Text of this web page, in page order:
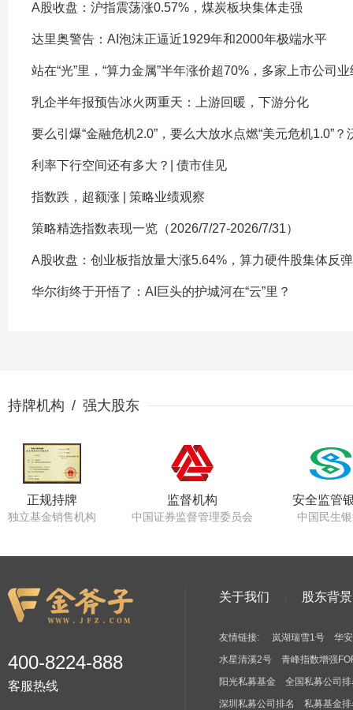
A股收盘：沪指震荡涨0.57%，煤炭板块集体走强
达里奥警告：AI泡沫正逼近1929年和2000年极端水平
站在“光”里，“算力金属”半年涨价超70%，多家上市公司
乳企半年报预告冰火两重天：上游回暖，下游分化
要么引爆“金融危机2.0”，要么大放水点燃“美元危机1.0”
利率下行空间还有多大？| 债市佳见
指数跌，超额涨 | 策略业绩观察
策略精选指数表现一览（2026/7/27-2026/7/31）
A股收盘：创业板指放量大涨5.64%，算力硬件股集体反弹
华尔街终于开悟了：AI巨头的护城河在“云”里？
持牌机构 / 强大股东
正规持牌
独立基金销售机构
监督机构
中国证券监督管理委员会
安全监管
中国民生
400-8224-888
客服热线
关于我们 股东背景
友情链接: 岚湖瑞雪1号
华
水星清溪2号
青峰指数增强
阳光私募基金
全国私募公司
深圳私募公司排名
私募基金